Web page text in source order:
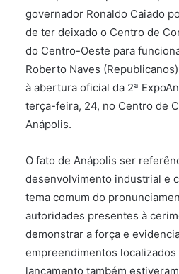
governador Ronaldo Caiado
de ter deixado o Centro de
do Centro-Oeste para
Roberto Naves
à abertura oficial da 2ª
terça-feira, 24, no Centro de
Anápolis.
O fato de Anápolis ser
desenvolvimento industrial e
tema comum do
autoridades presentes à
demonstrar a força e
empreendimentos localizados
lançamento também